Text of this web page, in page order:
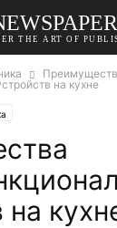
THE ART OF
на кухне
на